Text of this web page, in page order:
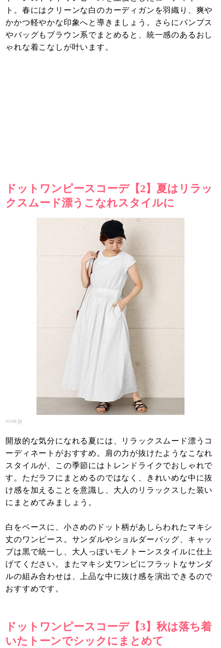
ト。春にはクリーンな白のカーディガンを羽織り、爽や
かかつ軽やかな印象へと導きましょう。さらにパンプス
やバッグもブラウン系でまとめると、統一感のあるおし
ゃれな着こなしが叶います。
ドットワンピースコーデ【2】夏はリラッ
クスムード漂うこなれスタイルに
wear.jp
開放的な気分になれる夏には、リラックスムード漂うコ
ーディネートがおすすめ。肩の力が抜けたようなこなれ
スタイルが、この季節にはトレンドライクでおしゃれで
す。ただラフにまとめるのではなく、きれいめな中に抜
け感を加えることを意識し、大人のリラックスした装い
にまとめてみましょう。
白をベースに、小さめのドット柄があしらわれたマキシ
丈のワンピース。サンダルやショルダーバッグ、キャッ
プは黒で統一し、大人っぽいモノトーンスタイルに仕上
げてください。またマキシ丈ワンピにフラットなサンダ
ルの組み合わせは、上品な中に抜け感を演出できるので
おすすめです。
ドットワンピースコーデ【3】秋は落ち着
いたトーンでシックにまとめて